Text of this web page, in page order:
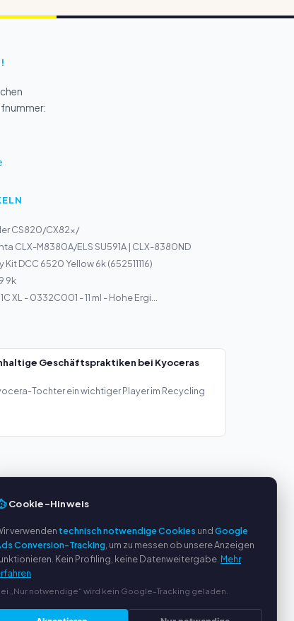
CS820/CX82x/
CLX-M8380A/ELS SU591A | CLX-8380ND
DCC 6520 Yellow 6k (652511116)
9k
XL - 0332C001 - 11 ml - Hohe Ergi...
Geschäftspraktiken bei Kyoceras
Tochter ein wichtiger Player im Recycling
SERVICE
Über uns
Impressum
Cookie-Hinweis
verwenden technisch notwendige Cookies undGoogle
Conversion-Tracking , um zu messen ob unsere Anzeigen
Kein Profiling, keine Datenweitergabe. Mehr
„Nur notwendige“ wird kein Google-Tracking geladen.